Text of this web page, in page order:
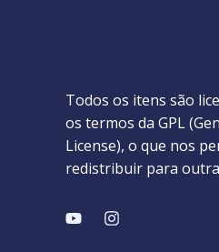
Todos os itens são
os termos da GPL
License), o que nos
redistribuir para